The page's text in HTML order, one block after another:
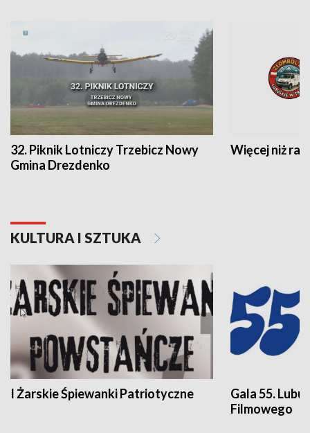
32. Piknik Lotniczy Trzebicz Nowy
Gmina Drezdenko
Więcej niż rajd
KULTURA I SZTUKA
I Żarskie Śpiewanki Patriotyczne
Gala 55.
Filmowego